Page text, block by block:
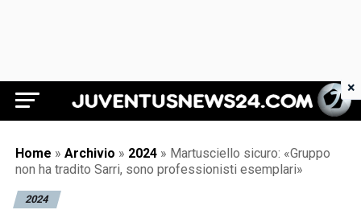
Juventus News 24
Home » Archivio » 2024 » Martusciello sicuro: «Gruppo
non ha tradito Sarri, sono professionisti esemplari»
2024
×